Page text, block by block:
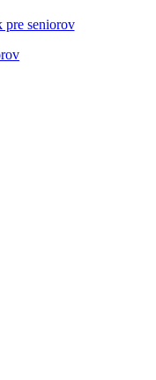
pre seniorov